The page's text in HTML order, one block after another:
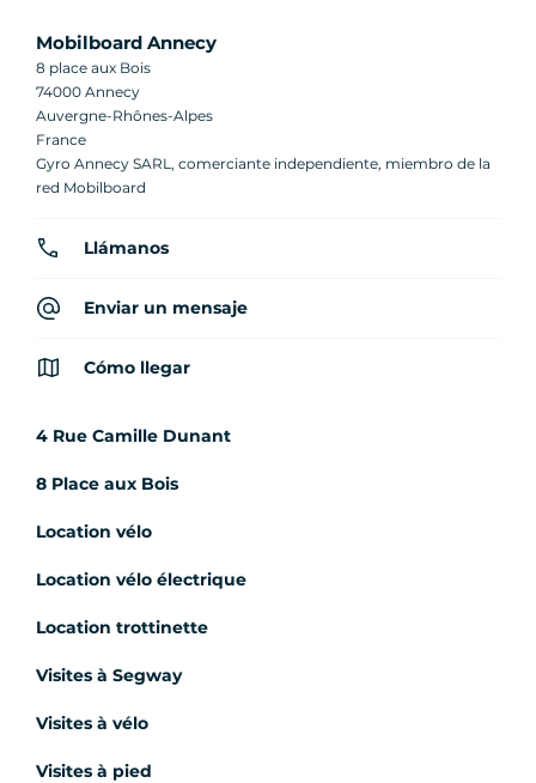
Mobilboard Annecy
8 place aux Bois
74000 Annecy
Auvergne-Rhônes-Alpes
France
Gyro Annecy SARL, comerciante independiente, miembro de la
red Mobilboard
Llámanos
Enviar un mensaje
Cómo llegar
4 Rue Camille Dunant
8 Place aux Bois
Location vélo
Location vélo électrique
Location trottinette
Visites à Segway
Visites à vélo
Visites à pied